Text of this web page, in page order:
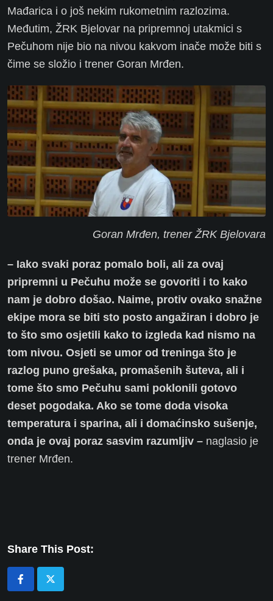
Mađarica i o još nekim rukometnim razlozima.
Međutim, ŽRK Bjelovar na pripremnoj utakmici s
Pečuhom nije bio na nivou kakvom inače može biti s
čime se složio i trener Goran Mrđen.
Goran Mrđen, trener ŽRK Bjelovara
– Iako svaki poraz pomalo boli, ali za ovaj
pripremni u Pečuhu može se govoriti i to kako
nam je dobro došao. Naime, protiv ovako snažne
ekipe mora se biti sto posto angažiran i dobro je
to što smo osjetili kako to izgleda kad nismo na
tom nivou. Osjeti se umor od treninga što je
razlog puno grešaka, promašenih šuteva, ali i
tome što smo Pečuhu sami poklonili gotovo
deset pogodaka. Ako se tome doda visoka
temperatura i sparina, ali i domaćinsko sušenje,
onda je ovaj poraz sasvim razumljiv – naglasio je
trener Mrđen.
Share This Post: